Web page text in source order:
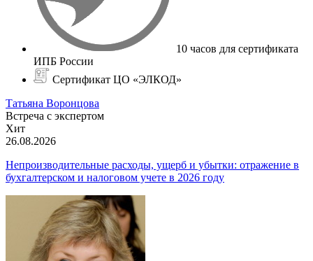
10 часов для сертификата
ИПБ России
Сертификат ЦО «ЭЛКОД»
Татьяна Воронцова
Встреча с экспертом
Хит
26.08.2026
Непроизводительные расходы, ущерб и убытки: отражение в
бухгалтерском и налоговом учете в 2026 году